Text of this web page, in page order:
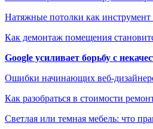
Натяжные потолки как
Как демонтаж помещения
Google усиливает борьбу с
Ошибки начинающих веб-
Как разобраться в стоимости
Светлая или темная мебель: что